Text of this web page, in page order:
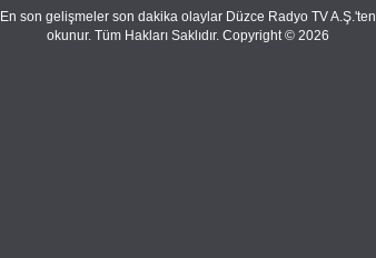
En son gelişmeler son dakika olaylar Düzce Radyo TV A.Ş.'ten
okunur. Tüm Hakları Saklıdır. Copyright © 2026